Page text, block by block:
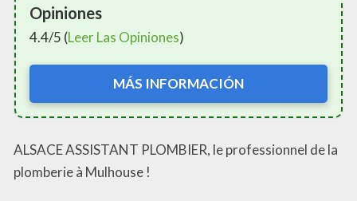
Opiniones
4.4/5 (Leer Las Opiniones)
MÁS INFORMACIÓN
ALSACE ASSISTANT PLOMBIER, le professionnel de la
plomberie à Mulhouse !